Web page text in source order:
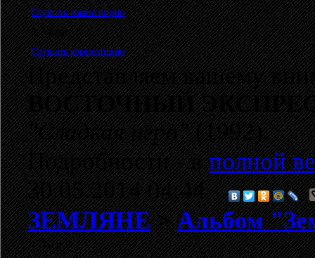
Слушать композицию
8. Уходи
Слушать композицию
Представляем вашему
ВОСТОЧНЫЙ
"Сладкая игра"(1992).
Подробности - вполной
30.05.2014 04:44
ЗЕМЛЯНЕ>Альбом
1. Ты и Я